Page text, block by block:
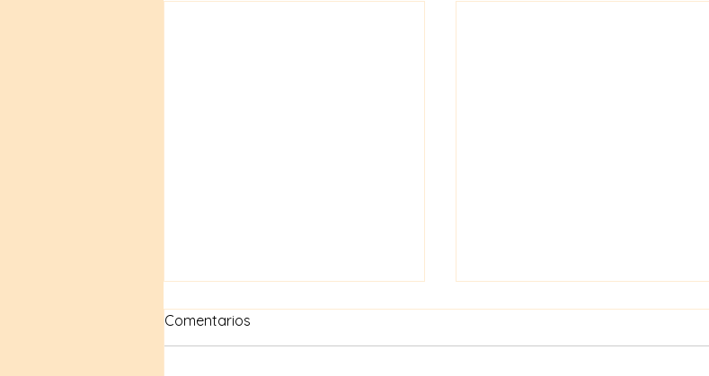
Comentarios